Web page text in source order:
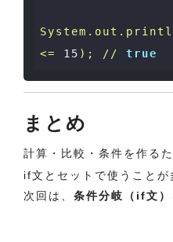
<=
15 ); // true
まとめ
計算・比較・条件を作る
if文とセットで使うことが
次回は、 条件分岐（if文）